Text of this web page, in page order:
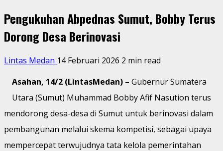
Pengukuhan Abpednas Sumut, Bobby Terus
Dorong Desa Berinovasi
Lintas Medan 14 Februari 2026 2 min read
Asahan, 14/2 (LintasMedan) – Gubernur Sumatera
Utara (Sumut) Muhammad Bobby Afif Nasution terus
mendorong desa-desa di Sumut untuk berinovasi dalam
pembangunan melalui skema kompetisi, sebagai upaya
mempercepat terwujudnya tata kelola pemerintahan